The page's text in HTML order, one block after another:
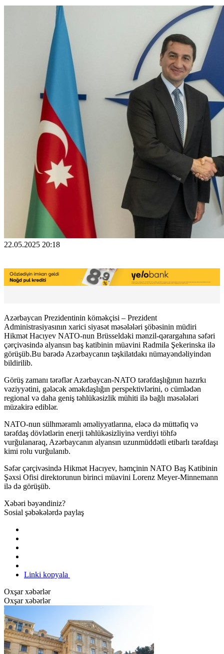
22.05.2025 20:18
Azərbaycan Prezidentinin köməkçisi – Prezident
Administrasiyasının xarici siyasət məsələləri şöbəsinin müdiri
Hikmət Hacıyev NATO-nun Brüsseldəki mənzil-qərargahına səfəri
çərçivəsində alyansın baş katibinin müavini Radmila Şekerinska ilə
görüşüb.Bu barədə Azərbaycanın təşkilatdakı nümayəndəliyindən
bildirilib.
Görüş zamanı tərəflər Azərbaycan-NATO tərəfdaşlığının hazırkı
vəziyyətini, gələcək əməkdaşlığın perspektivlərini, o cümlədən
regional və daha geniş təhlükəsizlik mühiti ilə bağlı məsələləri
müzakirə ediblər.
NATO-nun sülhməramlı əməliyyatlarına, eləcə də müttəfiq və
tərəfdaş dövlətlərin enerji təhlükəsizliyinə verdiyi töhfə
vurğulanaraq, Azərbaycanın alyansın uzunmüddətli etibarlı tərəfdaşı
kimi rolu vurğulanıb.
Səfər çərçivəsində Hikmət Hacıyev, həmçinin NATO Baş Katibinin
Şəxsi Ofisi direktorunun birinci müavini Lorenz Meyer-Minnemann
ilə də görüşüb.
Xəbəri bəyəndiniz?
Sosial şəbəkələrdə paylaş
Linki kopyala
Oxşar xəbərlər
Oxşar xəbərlər